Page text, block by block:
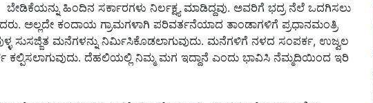
ಹಿಂದಿನ ಸರ್ಕಾರಗಳು ನಿರ್ಲಕ್ಷ್ಯ ಮಾಡಿದ್ದವು. ಅವರಿಗೆ ಭದ್ರ ನೆಲೆ ಒದಗಿಸಲು
ಅಲ್ಲದೇ ಕಂದಾಯ ಗ್ರಾಮಗಳಾಗಿ ಪರಿವರ್ತನೆಯಾದ ತಾಂಡಾಗಳಿಗೆ ಪ್ರಧಾನಮಂತ್ರಿ
ಮನೆಗಳನ್ನು ನಿರ್ಮಿಸಿಕೊಡಲಾಗುವುದು. ಮನೆಗಳಿಗೆ ನಳದ ಸಂಪರ್ಕ, ಉಜ್ವಲ
ದೆಹಲಿಯಲ್ಲಿ ನಿಮ್ಮ ಮಗ ಇದ್ದಾನೆ ಎಂದು ಭಾವಿಸಿ ನೆಮ್ಮದಿಯಿಂದ ಇರಿ